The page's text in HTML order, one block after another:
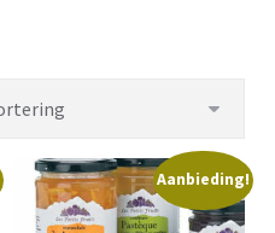
Aanbieding!